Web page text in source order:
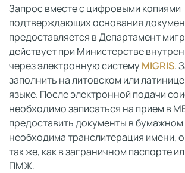
Запрос вместе с цифровыми копиями
подтверждающих основания
предоставляется в Департамент
действует при Министерстве
через электронную систему MIGRIS.
заполнить на литовском или
языке. После электронной подачи
необходимо записаться на прием в
предоставить документы в бумажном
необходима транслитерация имени,
так же, как в заграничном паспорте
ПМЖ.